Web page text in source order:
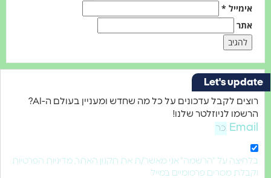
*
Let's
רוצים לקבל עדכונים על כל מה שחדש ומעניין בעולם ה-AI?
לניוזלטר שלנו!
על "הרשמה" אני מאשר/ת את תקנון האתר, מדיניות הפרטיות
מסרים פרסומיים במייל